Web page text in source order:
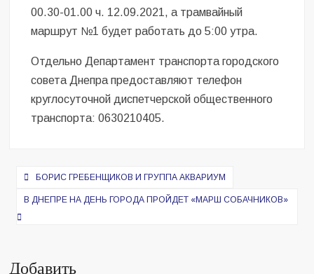
00.30-01.00 ч. 12.09.2021, а трамвайный
маршрут №1 будет работать до 5:00 утра.
Отдельно Департамент транспорта городского
совета Днепра предоставляют телефон
круглосуточной диспетчерской общественного
транспорта: 0630210405.
Навигация
по
записям
БОРИС ГРЕБЕНЩИКОВ И ГРУППА АКВАРИУМ
В ДНЕПРЕ НА ДЕНЬ ГОРОДА ПРОЙДЕТ «МАРШ СОБАЧНИКОВ»
Добавить